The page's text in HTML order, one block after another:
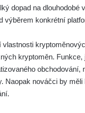
dopad na dlouhodobé
výběrem konkrétní
kryptoměn.
obchodování,
Naopak nováčci by